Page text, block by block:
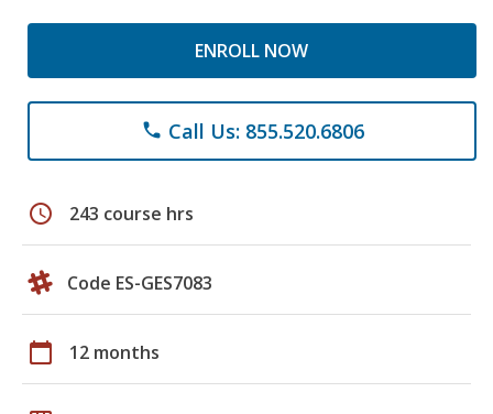
ENROLL NOW
phone Call Us: 855.520.6806
schedule 243 course hrs
Code ES-GES7083
calendar_today 12 months